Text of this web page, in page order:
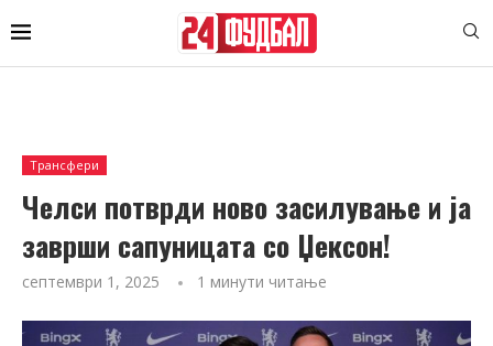
Трансфери
Челси потврди ново засилување и ја
заврши сапуницата со Џексон!
септември 1, 2025 1 минути читање